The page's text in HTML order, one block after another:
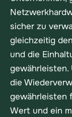
sicher zu
gleichzeitig
und die
die
gewährleisten
Wert und ein